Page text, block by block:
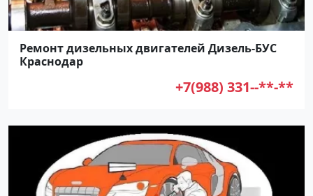
Ремонт дизельных двигателей Дизель-БУС
Краснодар
+7(988) 331--**-**